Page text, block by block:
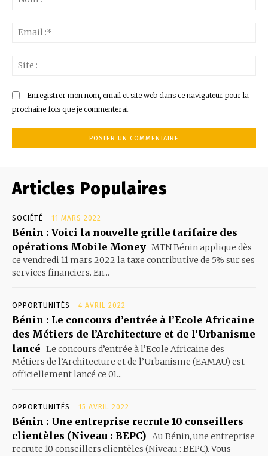
Enregistrer mon nom, email et site web dans ce navigateur pour la
prochaine fois que je commenterai.
Articles Populaires
SOCIÉTÉ 11 MARS 2022
Bénin : Voici la nouvelle grille tarifaire des
opérations Mobile Money MTN Bénin applique dès
ce vendredi 11 mars 2022 la taxe contributive de 5% sur ses
services financiers. En...
OPPORTUNITÉS 4 AVRIL 2022
Bénin : Le concours d’entrée à l’Ecole Africaine
des Métiers de l’Architecture et de l’Urbanisme
lancé Le concours d’entrée à l’Ecole Africaine des
Métiers de l’Architecture et de l’Urbanisme (EAMAU) est
officiellement lancé ce 01...
OPPORTUNITÉS 15 AVRIL 2022
Bénin : Une entreprise recrute 10 conseillers
clientèles (Niveau : BEPC) Au Bénin, une entreprise
recrute 10 conseillers clientèles (Niveau : BEPC). Vous